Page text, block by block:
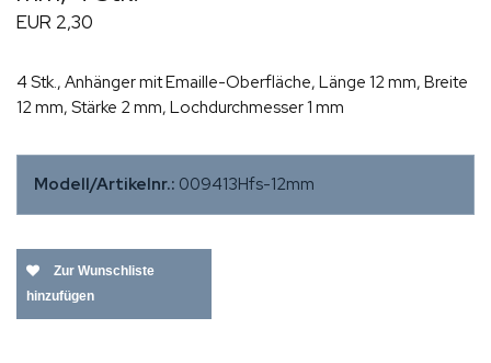
EUR 2,30
4 Stk., Anhänger mit Emaille-Oberfläche, Länge 12 mm, Breite
12 mm, Stärke 2 mm, Lochdurchmesser 1 mm
Modell/Artikelnr.: 009413Hfs-12mm
Zur Wunschliste
hinzufügen